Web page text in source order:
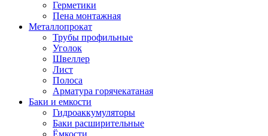
Герметики
Пена монтажная
Металлопрокат
Трубы профильные
Уголок
Швеллер
Лист
Полоса
Арматура горячекатаная
Баки и емкости
Гидроаккумуляторы
Баки расширительные
Ёмкости